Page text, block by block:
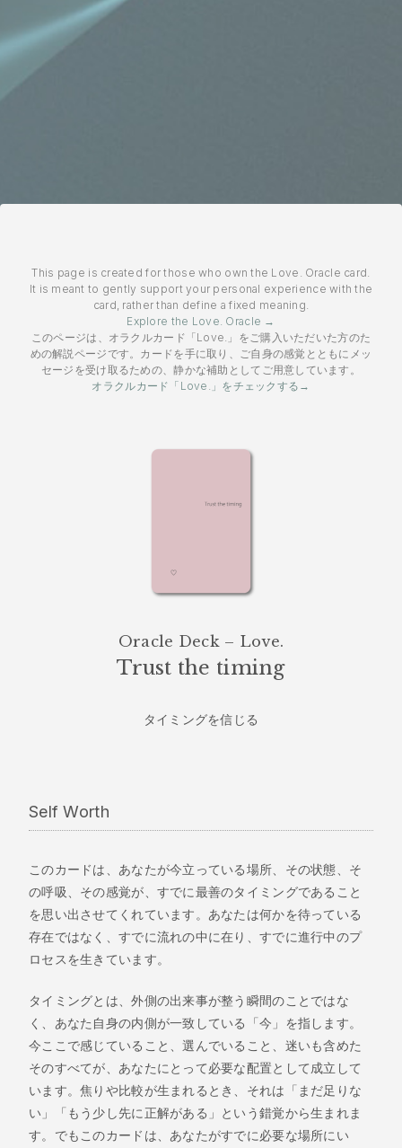
This page is created for those who own the Love. Oracle card.
It is meant to gently support your personal experience with the
card, rather than define a fixed meaning.
Explore the Love. Oracle →
このページは、オラクルカード「Love.」をご購入いただいた方のた
めの解説ページです。カードを手に取り、ご自身の感覚とともにメッ
セージを受け取るための、静かな補助としてご用意しています。
オラクルカード「Love.」をチェックする→
Oracle Deck – Love.
Trust the timing
タイミングを信じる
Self Worth
このカードは、あなたが今立っている場所、その状態、そ
の呼吸、その感覚が、すでに最善のタイミングであること
を思い出させてくれています。あなたは何かを待っている
存在ではなく、すでに流れの中に在り、すでに進行中のプ
ロセスを生きています。
タイミングとは、外側の出来事が整う瞬間のことではな
く、あなた自身の内側が一致している「今」を指します。
今ここで感じていること、選んでいること、迷いも含めた
そのすべてが、あなたにとって必要な配置として成立して
います。焦りや比較が生まれるとき、それは「まだ足りな
い」「もう少し先に正解がある」という錯覚から生まれま
す。でもこのカードは、あなたがすでに必要な場所にい